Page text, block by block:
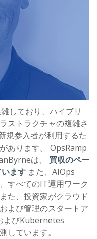
しており、ハイブリ
ストラクチャの複雑さ
規参入者が利用するた
あります。 OpsRamp
は、 買収のペー
ます また、AIOps
すべてのIT運用ワーク
た、投資家がクラウド
よび管理のスタートア
よびKubernetes
しています。